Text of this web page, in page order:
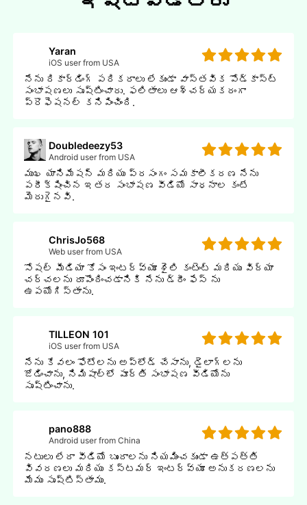
Yaran
iOS user from USA
నేను రికార్డింగ్ పరికరాలు లేకుండా వాస్తవిక పోడ్కాస్ట్
సంభాషణలు సృష్టించారు. ఫలితాలు ఆశ్చర్యకరంగా
ప్రొఫెషనల్ కనిపించింది.
Doubledeezy53
Android user from USA
ముఖ యానిమేషన్ మరియు ప్రసంగం సమకాలీకరణ నేను
పరీక్షించిన ఇతర సంభాషణ వీడియో సాధనాల కంటే
మెరుగైనవి.
ChrisJo568
Web user from USA
సోషల్ మీడియా కోసం ఇంటర్వ్యూ శైలి కంటెంట్ మరియు విద్యా
చర్చలను రూపొందించడానికి నేను డ్రీం ఫేస్ ను
ఉపయోగిస్తాను.
TILLEON 101
iOS user from USA
నేను కేవలం ఫోటోలను అప్లోడ్ చేసాను, డైలాగ్లను
జోడించాను, నిమిషాల్లో పూర్తి సంభాషణ వీడియోను
సృష్టించాను.
pano888
Android user from China
నటులు లేదా వీడియో బృందాలను నియమించకుండా ఉత్పత్తి
వివరణలు మరియు కస్టమర్ ఇంటర్వ్యూ అనుకరణలను
మేము సృష్టిస్తాము.